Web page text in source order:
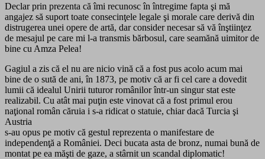
Declar prin prezenta că îmi recunosc în întregime fapta şi mă
angajez să suport toate consecinţele legale şi morale care derivă din
distrugerea unei opere de artă, dar consider necesar să vă înştiinţez
de mesajul pe care mi l-a transmis bărbosul, care seamănă uimitor de
bine cu Amza Pelea!
Gagiul a zis că el nu are nicio vină că a fost pus acolo acum mai
bine de o sută de ani, în 1873, pe motiv că ar fi cel care a dovedit
lumii că idealul Unirii tuturor românilor într-un singur stat este
realizabil. Cu atât mai puţin este vinovat că a fost primul erou
naţional român căruia i s-a ridicat o statuie, chiar dacă Turcia şi
Austria
s-au opus pe motiv că gestul reprezenta o manifestare de
independenţă a României. Deci bucata asta de bronz, numai bună de
montat pe ea măşti de gaze, a stârnit un scandal diplomatic!